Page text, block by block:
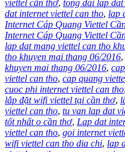
viettel cần thơ, tong dai lap
dat internet viettel can tho, lap
Internet Cáp Quang Viettel
Internet Cáp Quang Viettel
lap dat mang viettel can tho
tho khuyen mai thang 06/2016,
khuyen mai thang 06/2016,
viettel can tho, cap quang
cuoc phi internet viettel can tho,
lắp đặt wifi viettel tại cần thơ,
viettel can tho, tu van lap dat
tốt nhất o cần thơ, Lap dat
viettel can tho, goi internet
wifi viettel can tho dia chi, lap